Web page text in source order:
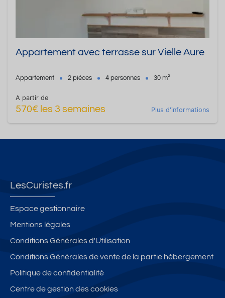
Appartement avec terrasse sur Vielle Aure
Appartement 2 pièces 4 personnes 30 m²
A partir de
570€ les 3 semaines Plus d'informations
LesCuristes.fr
Espace gestionnaire
Mentions légales
Conditions Générales d'Utilisation
Conditions Générales de vente de la partie hébergement
Politique de confidentialité
Centre de gestion des cookies